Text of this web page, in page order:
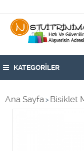
KATEGORİLER
Ana Sayfa > Bisiklet